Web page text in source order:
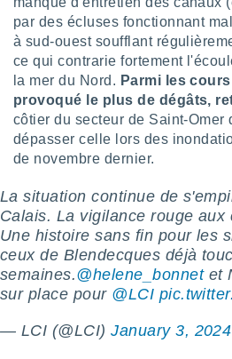
de
à
en
le
des
de
web.
les
par des écluses fonctionnant
à sud-ouest soufflant
ce qui contrarie fortement
la mer du Nord. Parmi les
provoqué le plus de dégâts,
côtier du secteur de Saint-Omer
dépasser celle lors des
de novembre dernier.
La situation continue de
Calais. La vigilance rouge aux
Une histoire sans fin pour les
ceux de Blendecques déjà
semaines.@helene_bonnetet
sur place pour @LCI
— LCI (@LCI)January 3, 2024